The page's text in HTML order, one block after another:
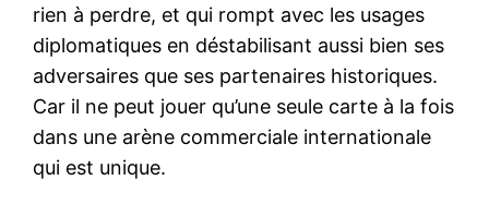
rien à perdre, et qui rompt avec les usages
diplomatiques en déstabilisant aussi bien ses
adversaires que ses partenaires historiques.
Car il ne peut jouer qu’une seule carte à la fois
dans une arène commerciale internationale
qui est unique.